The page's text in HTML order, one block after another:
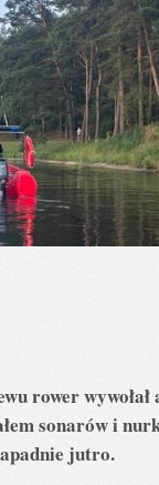
rower
sonarów i
jutro.